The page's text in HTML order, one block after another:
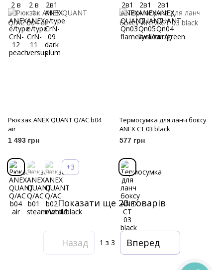
Рюкзак ANEX QUANT Q/AC b04
air
1 493 грн
+3
Термосумка для ланч боксу
ANEX CT 03 black
577 грн
Показати ще 20 товарів
Назад 1 з 3 Вперед